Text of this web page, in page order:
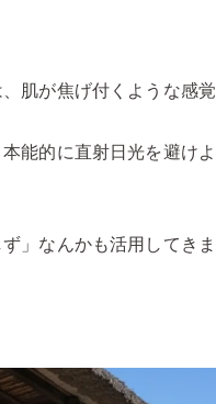
肌が焦げ付くような感覚
能的に直射日光を避けよ
」なんかも活用してきま